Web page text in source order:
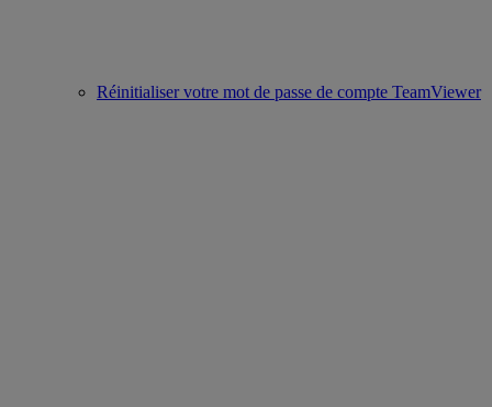
Réinitialiser votre mot de passe de compte TeamViewer